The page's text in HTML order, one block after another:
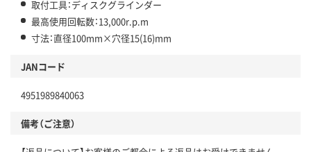
取付工具：ディスクグラインダー
最高使用回転数：13,000r.p.m
寸法：直径100mm×穴径15(16)mm
JANコード
4951989840063
備考（ご注意）